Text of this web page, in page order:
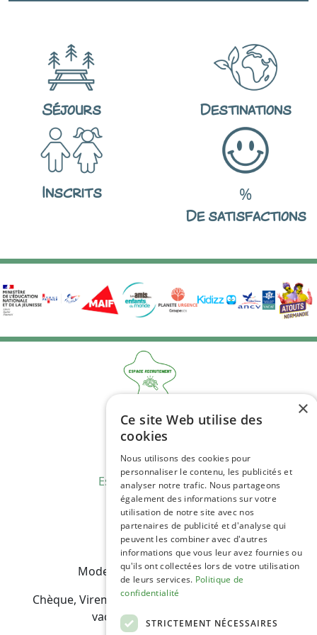
Séjours Destinations
C.G.V
Mentions Légales
Plan du site
Espace Professionnels
Nous contacter
Modes de règlement acceptés
×
Ce site Web utilise des
cookies
Nous utilisons des cookies pour
personnaliser le contenu, les publicités et
analyser notre trafic. Nous partageons
également des informations sur votre
utilisation de notre site avec nos
partenaires de publicité et d'analyse qui
peuvent les combiner avec d'autres
informations que vous leur avez fournies ou
qu'ils ont collectées lors de votre utilisation
de leurs services. Politique de
confidentialité
STRICTEMENT NÉCESSAIRES